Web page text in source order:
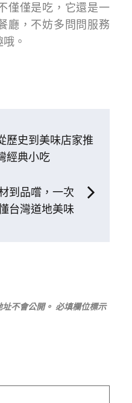
僅僅是吃，它還是一
廳，不妨多問問服務
。
歷史到美味店家推
經典小吃
到品嚐，一次
台灣道地美味
不會公開。 必填欄位標示